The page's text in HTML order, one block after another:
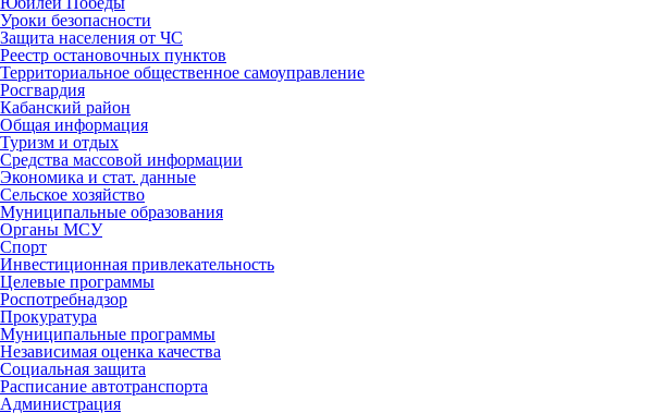
Уроки безопасности
Защита населения от ЧС
Реестр остановочных пунктов
Территориальное общественное самоуправление
Росгвардия
Кабанский район
Общая информация
Туризм и отдых
Средства массовой информации
Экономика и стат. данные
Сельское хозяйство
Муниципальные образования
Органы МСУ
Спорт
Инвестиционная привлекательность
Целевые программы
Роспотребнадзор
Прокуратура
Муниципальные программы
Независимая оценка качества
Социальная защита
Расписание автотранспорта
Администрация